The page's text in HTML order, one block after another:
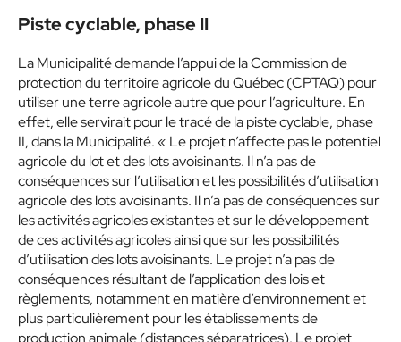
Piste cyclable, phase II
La Municipalité demande l’appui de la Commission de
protection du territoire agricole du Québec (CPTAQ) pour
utiliser une terre agricole autre que pour l’agriculture. En
effet, elle servirait pour le tracé de la piste cyclable, phase
II, dans la Municipalité. « Le projet n’affecte pas le potentiel
agricole du lot et des lots avoisinants. Il n’a pas de
conséquences sur l’utilisation et les possibilités d’utilisation
agricole des lots avoisinants. Il n’a pas de conséquences sur
les activités agricoles existantes et sur le développement
de ces activités agricoles ainsi que sur les possibilités
d’utilisation des lots avoisinants. Le projet n’a pas de
conséquences résultant de l’application des lois et
règlements, notamment en matière d’environnement et
plus particulièrement pour les établissements de
production animale (distances séparatrices). Le projet